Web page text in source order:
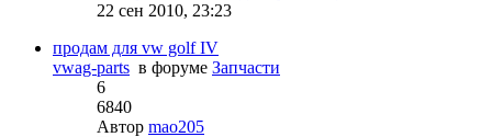
22 сен 2010, 23:23
продам для vw golf IV
vwag-parts в форуме Запчасти
6
6840
Автор mao205